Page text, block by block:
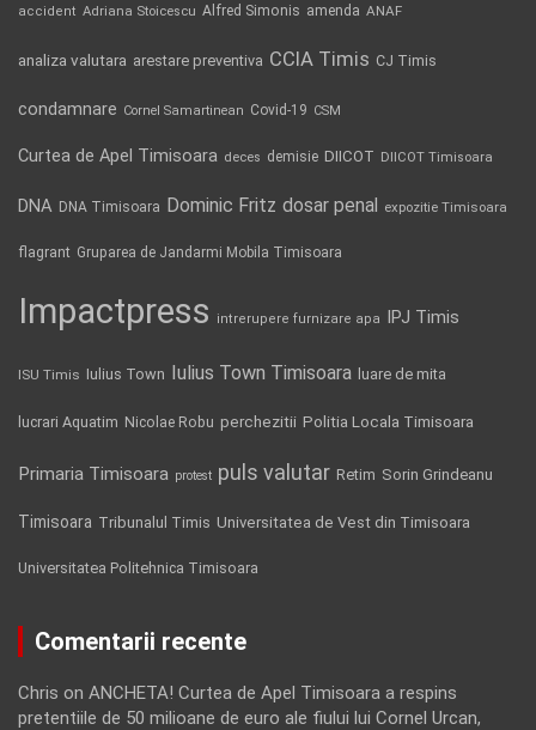
accident Adriana Stoicescu Alfred Simonis amenda ANAF
analiza valutara arestare preventiva CCIA Timis CJ Timis
condamnare Cornel Samartinean Covid-19 CSM
Curtea de Apel Timisoara deces demisie DIICOT DIICOT Timisoara
DNA DNA Timisoara Dominic Fritz dosar penal expozitie Timisoara
flagrant Gruparea de Jandarmi Mobila Timisoara
Impactpress intrerupere furnizare apa IPJ Timis
ISU Timis Iulius Town Iulius Town Timisoara luare de mita
lucrari Aquatim Nicolae Robu perchezitii Politia Locala Timisoara
Primaria Timisoara protest puls valutar Retim Sorin Grindeanu
Timisoara Tribunalul Timis Universitatea de Vest din Timisoara
Universitatea Politehnica Timisoara
Comentarii recente
Chris on ANCHETA! Curtea de Apel Timisoara a respins
pretentiile de 50 milioane de euro ale fiului lui Cornel Urcan,